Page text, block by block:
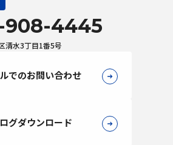
908-4445
清水3丁目1番5号
でのお問い合わせ
グダウンロード